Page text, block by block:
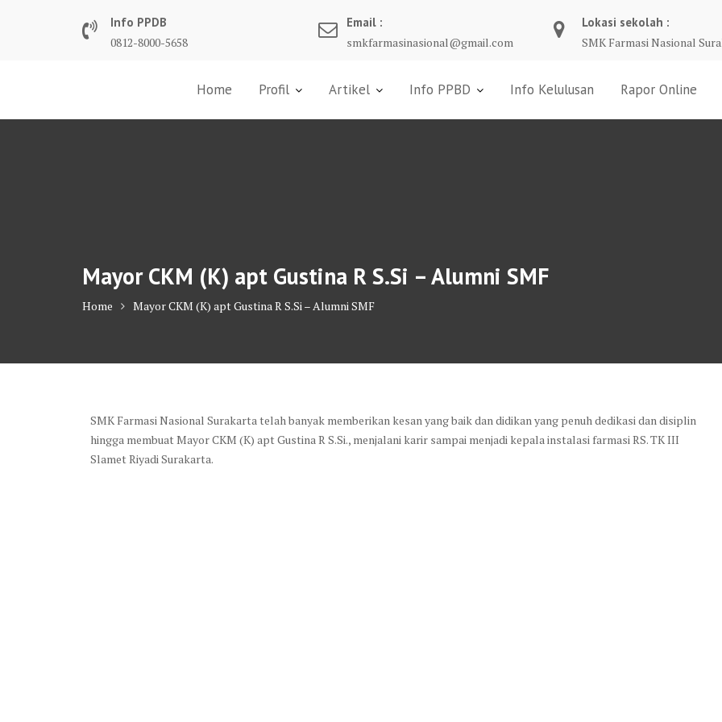
Info PPDB
0812-8000-5658
Email :
smkfarmasinasional@gmail.com
Lokasi sekolah :
SMK Farmasi Nasional
Home Profil Artikel Info PPBD Info Kelulusan Rapor Online
Mayor CKM (K) apt Gustina R S.Si – Alumni SMF
Home Mayor CKM (K) apt Gustina R S.Si – Alumni SMF
SMK Farmasi Nasional Surakarta telah banyak memberikan kesan yang baik dan didikan yang penuh dedikasi dan disiplin
hingga membuat Mayor CKM (K) apt Gustina R S.Si., menjalani karir sampai menjadi kepala instalasi farmasi RS. TK III
Slamet Riyadi Surakarta.